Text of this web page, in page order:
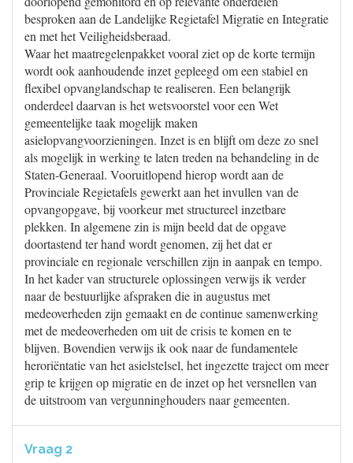
besproken aan de Landelijke Regietafel Migratie en Integratie
en met het Veiligheidsberaad.
Waar het maatregelenpakket vooral ziet op de korte termijn
wordt ook aanhoudende inzet gepleegd om een stabiel en
flexibel opvanglandschap te realiseren. Een belangrijk
onderdeel daarvan is het wetsvoorstel voor een Wet
gemeentelijke taak mogelijk maken
asielopvangvoorzieningen. Inzet is en blijft om deze zo snel
als mogelijk in werking te laten treden na behandeling in de
Staten-Generaal. Vooruitlopend hierop wordt aan de
Provinciale Regietafels gewerkt aan het invullen van de
opvangopgave, bij voorkeur met structureel inzetbare
plekken. In algemene zin is mijn beeld dat de opgave
doortastend ter hand wordt genomen, zij het dat er
provinciale en regionale verschillen zijn in aanpak en tempo.
In het kader van structurele oplossingen verwijs ik verder
naar de bestuurlijke afspraken die in augustus met
medeoverheden zijn gemaakt en de continue samenwerking
met de medeoverheden om uit de crisis te komen en te
blijven. Bovendien verwijs ik ook naar de fundamentele
heroriëntatie van het asielstelsel, het ingezette traject om meer
grip te krijgen op migratie en de inzet op het versnellen van
de uitstroom van vergunninghouders naar gemeenten.
Vraag 2